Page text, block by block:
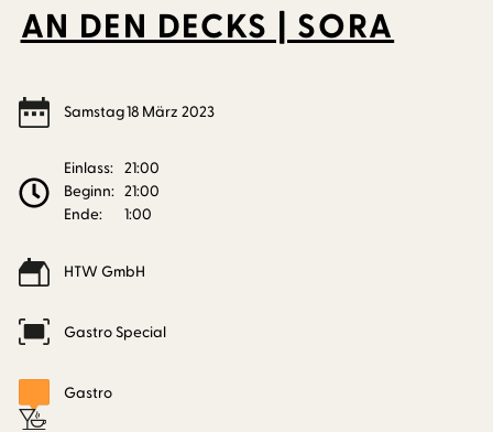
AN DEN DECKS | SORA
Samstag18 März 2023
Einlass: 21:00
Beginn: 21:00
Ende:
1:00
HTW GmbH
Gastro Special
Gastro